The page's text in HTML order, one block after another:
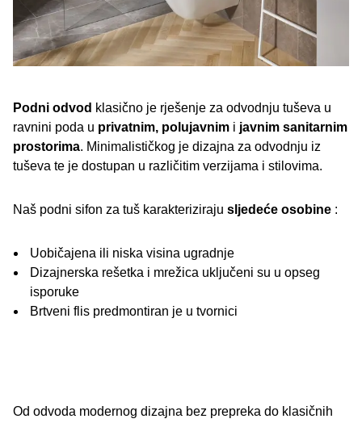
Podni odvod klasično je rješenje za odvodnju tuševa u
ravnini poda u privatnim, polujavnim i javnim sanitarnim
prostorima. Minimalističkog je dizajna za odvodnju iz
tuševa te je dostupan u različitim verzijama i stilovima.
Naš podni sifon za tuš karakteriziraju sljedeće osobine :
Uobičajena ili niska visina ugradnje
Dizajnerska rešetka i mrežica uključeni su u opseg
isporuke
Brtveni flis predmontiran je u tvornici
Od odvoda modernog dizajna bez prepreka do klasičnih